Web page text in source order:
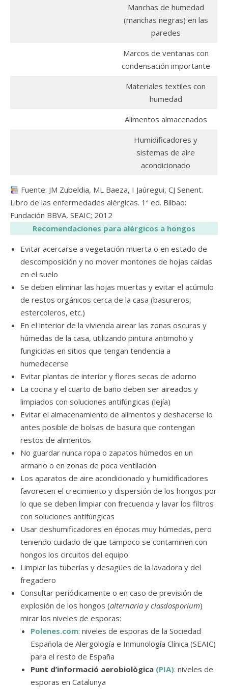
Manchas de humedad
(manchas negras) en las
paredes
Marcos de ventanas con
condensación importante
Materiales textiles con
humedad
Alimentos almacenados
Humidificadores y
sistemas de aire
acondicionado
Fuente: JM Zubeldia, ML Baeza, I Jaúregui, CJ Senent.
Libro de las enfermedades alérgicas. 1ª ed. Bilbao:
Fundación BBVA, SEAIC; 2012
Recomendaciones para alérgicos a hongos
Evitar acercarse a vegetación muerta o en estado de
descomposición y no mover montones de hojas caídas
en el suelo
Se deben eliminar las hojas muertas y evitar el acúmulo
de restos orgánicos cerca de la casa (basureros,
estercoleros, etc.)
En el interior de la vivienda airear las zonas oscuras y
húmedas de la casa, utilizando pintura antimoho y
fungicidas en sitios que tengan tendencia a
humedecerse
Evitar plantas de interior y flores secas de adorno
La cocina y el cuarto de baño deben ser aireados y
limpiados con soluciones antifúngicas (lejía)
Evitar el almacenamiento de alimentos y deshacerse lo
antes posible de bolsas de basura que contengan
restos de alimentos
No guardar nunca ropa o zapatos húmedos en un
armario o en zonas de poca ventilación
Los aparatos de aire acondicionado y humidificadores
favorecen el crecimiento y dispersión de los hongos por
lo que se deben limpiar con frecuencia y lavar los filtros
con soluciones antifúngicas
Usar deshumificadores en épocas muy húmedas, pero
teniendo cuidado de que tampoco se contaminen con
hongos los circuitos del equipo
Limpiar las tuberías y desagües de la lavadora y del
fregadero
Consultar periódicamente o en caso de previsión de
explosión de los hongos (alternaria y clasdosporium)
mirar los niveles de esporas:
Polenes.com: niveles de esporas de la Sociedad
Española de Alergología e Inmunología Clínica (SEAIC)
para el resto de España
Punt d’informació aerobiològica (PIA): niveles de
esporas en Catalunya